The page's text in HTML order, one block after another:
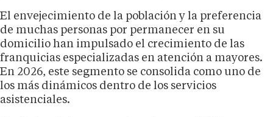
El envejecimiento de la población y la preferencia
de muchas personas por permanecer en su
domicilio han impulsado el crecimiento de las
franquicias especializadas en atención a mayores.
En 2026, este segmento se consolida como uno de
los más dinámicos dentro de los servicios
asistenciales.